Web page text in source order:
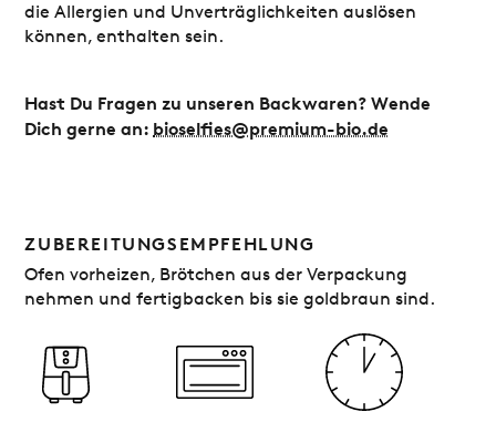
die Allergien und Unverträglichkeiten auslösen
können, enthalten sein.
Hast Du Fragen zu unseren Backwaren? Wende
Dich gerne an: bioselfies@premium-bio.de
ZUBEREITUNGSEMPFEHLUNG
Ofen vorheizen, Brötchen aus der Verpackung
nehmen und fertigbacken bis sie goldbraun sind.